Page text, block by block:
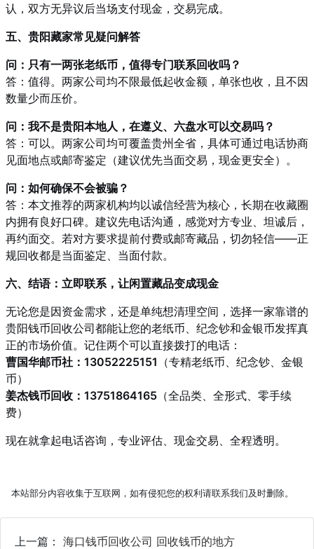
认，双方无异议后当场支付现金，交易完成。
五、贵阳藏家常见疑问解答
问：只有一两张老纸币，值得专门联系回收吗？
答：值得。两家公司均不限最低起收金额，单张也收，且不因
数量少而压价。
问：我不是贵阳本地人，在遵义、六盘水可以交易吗？
答：可以。两家公司均可覆盖贵州全省，具体可通过电话协商
见面地点或邮寄鉴定（建议优先当面交易，现金更安全）。
问：如何确保不会被骗？
答：本文推荐的两家机构均以诚信经营为核心，长期在收藏圈
内拥有良好口碑。建议先电话沟通，感觉对方专业、坦诚后，
再约面交。若对方要求提前付费或邮寄藏品，切勿轻信——正
规回收都是当面鉴定、当面付款。
六、结语：立即联系，让闲置藏品变成现金
无论您是因资金需求，还是单纯想清理空间，选择一家靠谱的
贵阳钱币回收公司都能让您的老纸币、纪念钞和金银币发挥真
正的市场价值。记住两个可以直接拨打的电话：
曹国华邮币社：13052225151 （专精老纸币、纪念钞、金银
币）
姜杰钱币回收：13751864165 （全品类、全形式、零手续
费）
现在就拿起电话咨询，专业评估、现金交易、全程透明。
本站部分内容收集于互联网，如有侵犯您的权利请联系我们及时删除。
上一篇： 海口钱币回收公司 回收钱币的地方